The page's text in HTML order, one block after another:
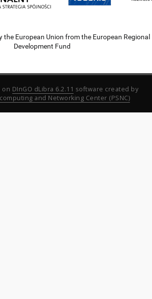
the European Union from the European Regional
Development Fund
on DInGO dLibra 6.2.11 software created by
and Networking Center (PSNC)